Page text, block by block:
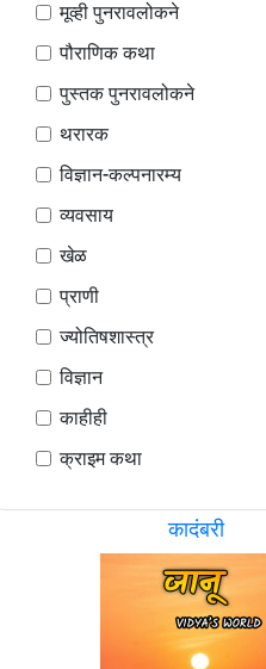
मूव्ही पुनरावलोकने
पौराणिक कथा
पुस्तक पुनरावलोकने
थरारक
विज्ञान-कल्पनारम्य
व्यवसाय
खेळ
प्राणी
ज्योतिषशास्त्र
विज्ञान
काहीही
क्राइम कथा
कादंबरी